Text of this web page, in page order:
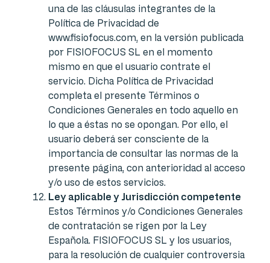
una de las cláusulas integrantes de la
Política de Privacidad de
www.fisiofocus.com, en la versión publicada
por FISIOFOCUS SL en el momento
mismo en que el usuario contrate el
servicio. Dicha Política de Privacidad
completa el presente Términos o
Condiciones Generales en todo aquello en
lo que a éstas no se opongan. Por ello, el
usuario deberá ser consciente de la
importancia de consultar las normas de la
presente página, con anterioridad al acceso
y/o uso de estos servicios.
Ley aplicable y Jurisdicción competente
Estos Términos y/o Condiciones Generales
de contratación se rigen por la Ley
Española. FISIOFOCUS SL y los usuarios,
para la resolución de cualquier controversia